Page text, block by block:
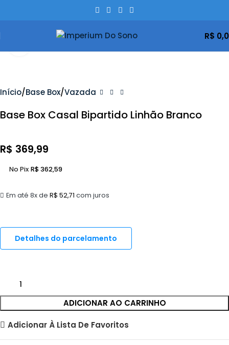
R$
Início Base Box Vazada
Base Box Casal Bipartido Linhão Branco
R$ 369,99
Em até 8x de R$ 52,71 com juros
No Pix R$362,59
Detalhes do parcelamento
ADICIONAR AO CARRINHO
Adicionar À Lista De Favoritos